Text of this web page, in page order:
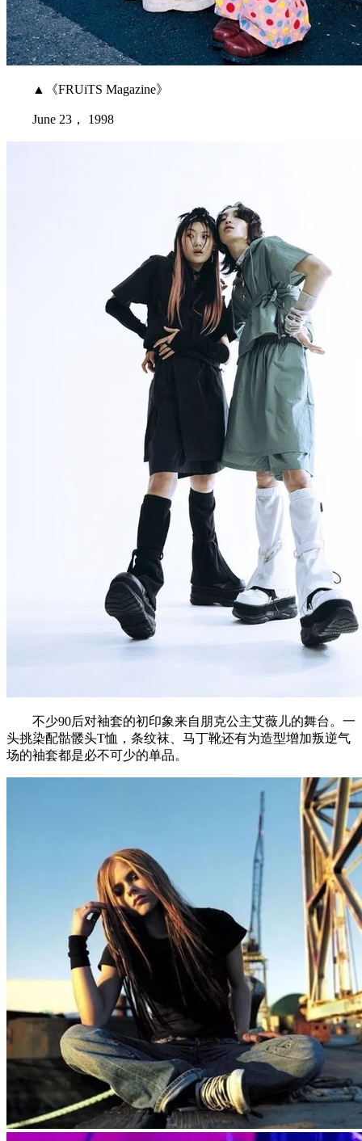
▲《FRUiTS Magazine》
June 23， 1998
不少90后对袖套的初印象来自朋克公主艾薇儿的舞台。一
头挑染配骷髅头T恤，条纹袜、马丁靴还有为造型增加叛逆气
场的袖套都是必不可少的单品。